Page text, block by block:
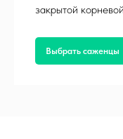
закрытой
Выбрать саженцы